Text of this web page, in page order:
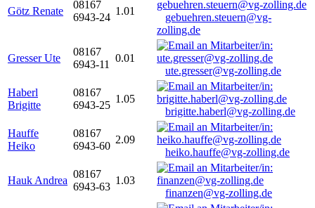
Götz Renate
08167
6943-24
1.01
gebuehren.steuern@vg-
zolling.de
Gresser Ute
08167
6943-11
0.01
ute.gresser@vg-zolling.de
Haberl
Brigitte
08167
6943-25
1.05
brigitte.haberl@vg-zolling.de
Hauffe
Heiko
08167
6943-60
2.09
heiko.hauffe@vg-zolling.de
Hauk Andrea
08167
6943-63
1.03
finanzen@vg-zolling.de